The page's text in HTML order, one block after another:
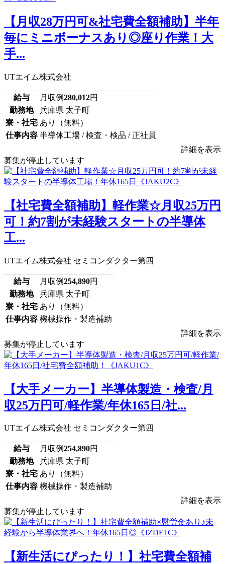
【月収28万円可&社宅費全額補助】半年
毎にミニボーナスあり◎座り作業！大
手...
UTエイム株式会社
給与 月収例280,012円
勤務地
兵庫県 太子町
寮・社宅 あり（無料）
仕事内容 半導体工場 / 検査・検品 / 正社員
詳細を表示
募集が停止しています
【社宅費全額補助】軽作業☆月収25万円
可！約7割が未経験スタートの半導体
工...
UTエイム株式会社 セミコンダクター第四
給与 月収例254,890円
勤務地
兵庫県 太子町
寮・社宅 あり（無料）
仕事内容 機械操作・製造補助
詳細を表示
募集が停止しています
【大手メーカー】半導体製造・検査/月
収25万円可/軽作業/年休165日/社...
UTエイム株式会社 セミコンダクター第四
給与 月収例254,890円
勤務地
兵庫県 太子町
寮・社宅 あり（無料）
仕事内容 機械操作・製造補助
詳細を表示
募集が停止しています
【新生活にぴったり！】社宅費全額補